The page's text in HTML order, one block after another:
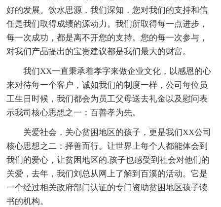
好的发展。饮水思源，我们深知，您对我们的支持和信
任是我们取得成绩的源动力。我们所取得每一点进步，
每一次成功，都是离不开您的支持。您的每一次参与，
对我们产品提出的宝贵建议都是我们最大的财富。
我们XX一直秉承着孝字来做企业文化，以感恩的心
来对待每一个客户，诚如我们的制度一样，公司每位员
工生日时候，我们都会为员工父母送去礼金以及慰问表
示我司核心思想之一：百善孝为先。
关爱社会，关心贫困地区的孩子，更是我们XX公司
核心思想之二：择善而行。让世界上每个人都能体会到
我们的爱心，让贫困地区的.孩子也感受到社会对他们的
关爱，去年，我们刘总从网上了解到百溪的活动。它是
一个经过相关政府部门认证的专门资助贫困地区孩子读
书的机构。